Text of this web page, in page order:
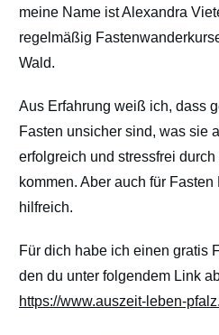
meine Name ist Alexandra
regelmäßig
Wald.
Aus Erfahrung weiß ich, dass
Fasten unsicher sind, was sie
erfolgreich und stressfrei
kommen. Aber auch für
hilfreich.
Für dich habe ich einen gratis
den du unter folgendem Link
https://www.auszeit-leben-